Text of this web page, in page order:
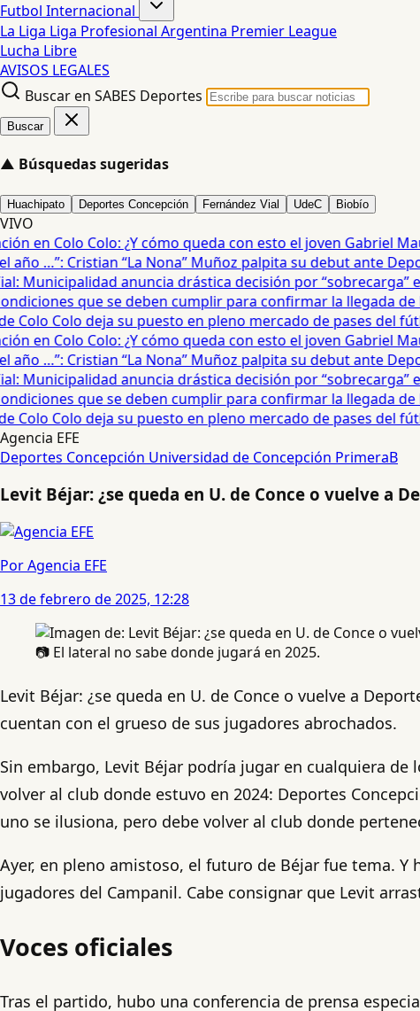
Futbol Internacional
La Liga Liga Profesional Argentina Premier League
Lucha Libre
AVISOS LEGALES
Buscar en SABES Deportes
Buscar
▲ Búsquedas sugeridas
Huachipato Deportes Concepción Fernández Vial UdeC Biobío
VIVO
en Colo Colo: ¿Y cómo queda con esto el joven Gabriel
…”: Cristian “La Nona” Muñoz palpita su debut ante
Municipalidad anuncia drástica decisión por “sobrecarga” en
que se deben cumplir para confirmar la llegada de
Colo Colo deja su puesto en pleno mercado de pases del
en Colo Colo: ¿Y cómo queda con esto el joven Gabriel
…”: Cristian “La Nona” Muñoz palpita su debut ante
Municipalidad anuncia drástica decisión por “sobrecarga” en
que se deben cumplir para confirmar la llegada de
Colo Colo deja su puesto en pleno mercado de pases del
Agencia EFE
Deportes Concepción Universidad de Concepción PrimeraB
Levit Béjar: ¿se queda en U. de Conce o vuelve a
Por Agencia EFE
13 de febrero de 2025, 12:28
📷 El lateral no sabe donde jugará en 2025.
Levit Béjar: ¿se queda en U. de Conce o vuelve a
cuentan con el grueso de sus jugadores abrochados.
Sin embargo, Levit Béjar podría jugar en cualquiera
volver al club donde estuvo en 2024: Deportes
uno se ilusiona, pero debe volver al club donde
Ayer, en pleno amistoso, el futuro de Béjar fue tema.
jugadores del Campanil. Cabe consignar que Levit
Voces oficiales
Tras el partido, hubo una conferencia de prensa